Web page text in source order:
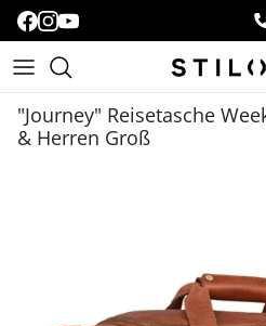
"Journey" Reisetasche
& Herren Groß